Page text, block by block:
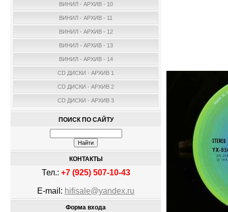
ВИНИЛ - АРХИВ - 10
ВИНИЛ - АРХИВ - 11
ВИНИЛ - АРХИВ - 12
ВИНИЛ - АРХИВ - 13
ВИНИЛ - АРХИВ - 14
CD ДИСКИ - АРХИВ 1
CD ДИСКИ - АРХИВ 2
CD ДИСКИ - АРХИВ 3
ПОИСК ПО САЙТУ
КОНТАКТЫ
Тел.: +7 (925) 507-10-43
E-mail: hifisale@yandex.ru
Форма входа